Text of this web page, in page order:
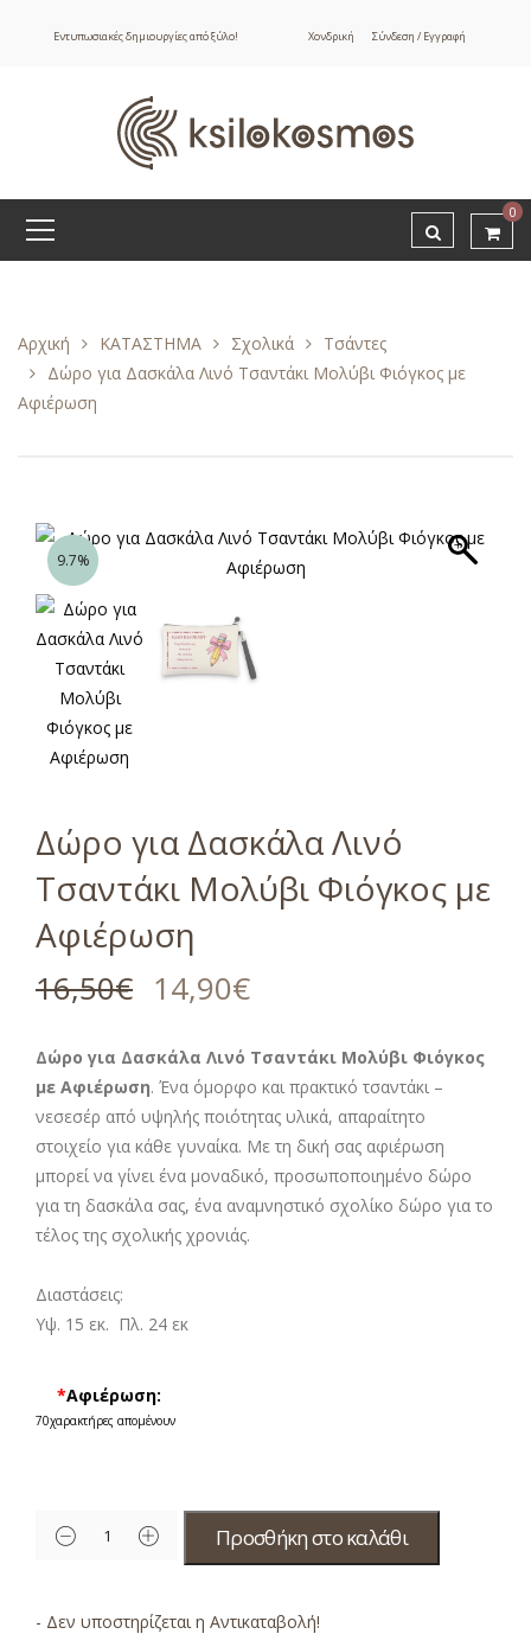
Εντυπωσιακές δημιουργίες από ξύλο! Χονδρική Σύνδεση / Εγγραφή
0
Αρχική ΚΑΤΑΣΤΗΜΑ Σχολικά
Τσάντες
Δώρο για Δασκάλα Λινό Τσαντάκι Μολύβι Φιόγκος με
Αφιέρωση
9.7%
Δώρο για Δασκάλα Λινό
Τσαντάκι Μολύβι Φιόγκος με
Αφιέρωση
16,50€ 14,90€
Δώρο για Δασκάλα Λινό Τσαντάκι Μολύβι Φιόγκος
με Αφιέρωση. Ένα όμορφο και πρακτικό τσαντάκι –
νεσεσέρ από υψηλής ποιότητας υλικά, απαραίτητο
στοιχείο για κάθε γυναίκα. Με τη δική σας αφιέρωση
μπορεί να γίνει ένα μοναδικό, προσωποποιημένο δώρο
για τη δασκάλα σας, ένα αναμνηστικό σχολίκο δώρο για το
τέλος της σχολικής χρονιάς.
Διαστάσεις:
Υψ. 15 εκ. Πλ. 24 εκ
*Αφιέρωση:
70χαρακτήρες απομένουν
Προσθήκη στο καλάθι
- Δεν υποστηρίζεται η Αντικαταβολή!